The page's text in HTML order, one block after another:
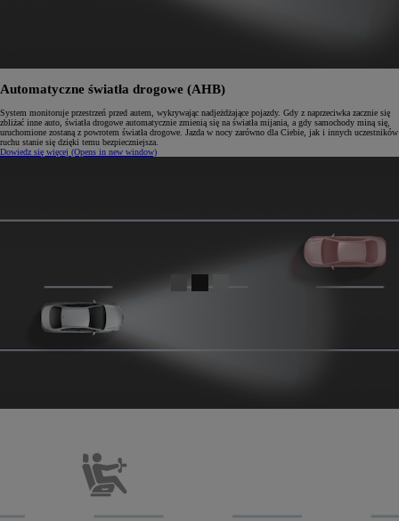
Automatyczne światła drogowe (AHB)
System monitoruje przestrzeń przed autem, wykrywając nadjeżdżające pojazdy. Gdy z naprzeciwka zacznie się
zbliżać inne auto, światła drogowe automatycznie zmienią się na światła mijania, a gdy samochody miną się,
uruchomione zostaną z powrotem światła drogowe. Jazda w nocy zarówno dla Ciebie, jak i innych uczestników
ruchu stanie się dzięki temu bezpieczniejsza.
Dowiedz się więcej (Opens in new window)